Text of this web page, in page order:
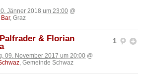
Jänner 2018 um 23:00 @
, Graz
1
& Florian
09. November 2017 um 20:00 @
, Gemeinde Schwaz